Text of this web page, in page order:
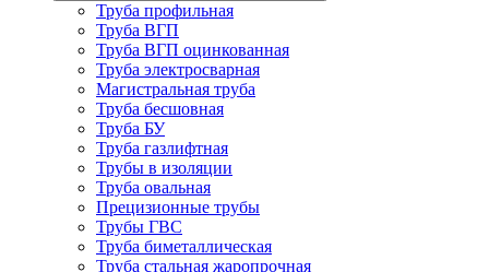
Труба профильная
Труба ВГП
Труба ВГП оцинкованная
Труба электросварная
Магистральная труба
Труба бесшовная
Труба БУ
Труба газлифтная
Трубы в изоляции
Труба овальная
Прецизионные трубы
Трубы ГВС
Труба биметаллическая
Труба стальная жаропрочная